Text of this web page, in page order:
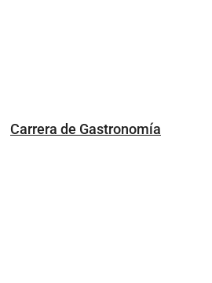
Carrera de Gastronomía